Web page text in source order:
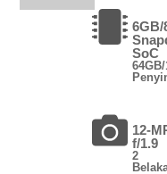
6GB/
SoC
12-
f/1.9
2